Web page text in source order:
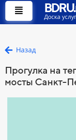
Доска услуг
Назад
Прогулка на
мосты Санкт-